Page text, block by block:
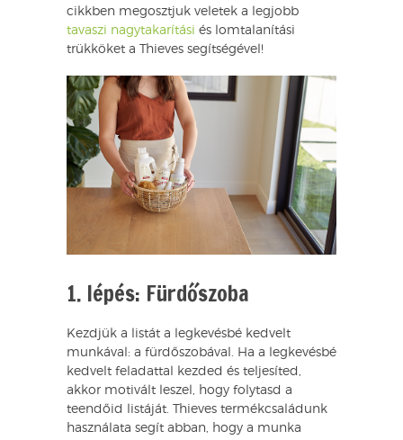
cikkben megosztjuk veletek a legjobb
tavaszi nagytakarítási és lomtalanítási
trükköket a Thieves segítségével!
1. lépés: Fürdőszoba
Kezdjük a listát a legkevésbé kedvelt
munkával: a fürdőszobával. Ha a legkevésbé
kedvelt feladattal kezded és teljesíted,
akkor motivált leszel, hogy folytasd a
teendőid listáját. Thieves termékcsaládunk
használata segít abban, hogy a munka